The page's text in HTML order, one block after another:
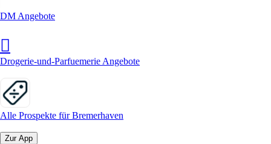
DM Angebote
Drogerie-und-Parfuemerie Angebote
Alle Prospekte für Bremerhaven
Zur App